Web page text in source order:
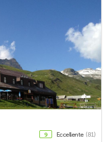
9 Eccellente (81)